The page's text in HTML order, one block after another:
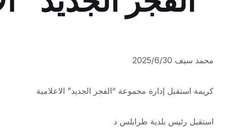
محمد سيف 2025/6/30
كريمة استقبل إدارة مجموعة “الفجر الجديد” الاعلامية
استقبل رئيس بلدية طرابلس د